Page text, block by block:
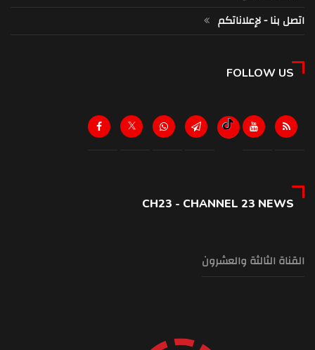
اتصل بنا - لإعلاناتكم
FOLLOW US
CH23 - CHANNEL 23 NEWS
القناة الثالثة والعشرون